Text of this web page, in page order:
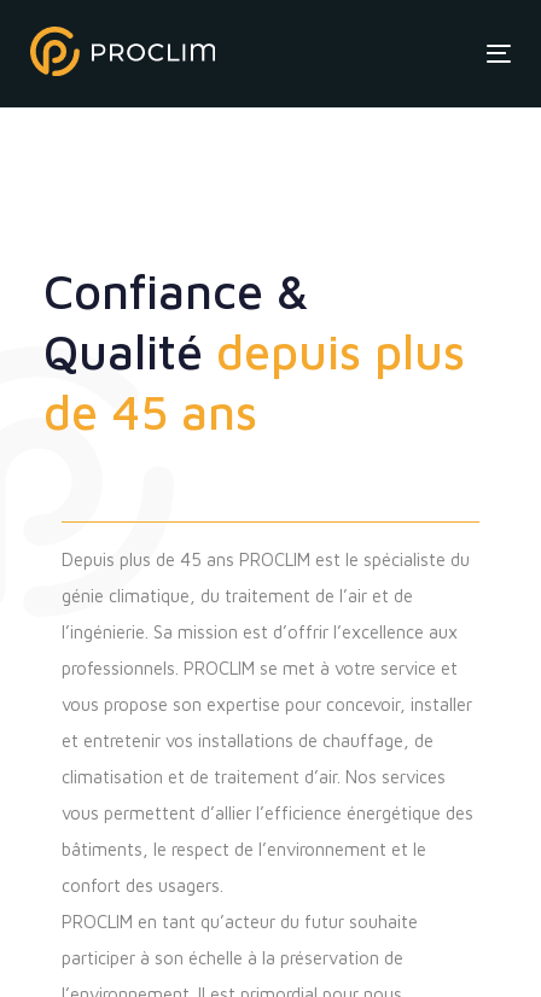
Confiance &
Qualité depuis plus
de 45 ans
Depuis plus de 45 ans PROCLIM est le spécialiste du
génie climatique, du traitement de l’air et de
l’ingénierie. Sa mission est d’offrir l’excellence aux
professionnels. PROCLIM se met à votre service et
vous propose son expertise pour concevoir, installer
et entretenir vos installations de chauffage, de
climatisation et de traitement d’air. Nos services
vous permettent d’allier l’efficience énergétique des
bâtiments, le respect de l’environnement et le
confort des usagers.
PROCLIM en tant qu’acteur du futur souhaite
participer à son échelle à la préservation de